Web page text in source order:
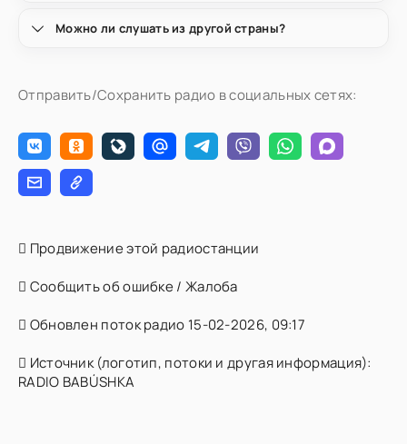
Можно ли слушать из другой страны?
Отправить/Сохранить радио в социальных сетях:
Продвижение этой радиостанции
Сообщить об ошибке / Жалоба
Обновлен поток радио 15-02-2026, 09:17
Источник (логотип, потоки и другая информация):
RADIO BABÚSHKA